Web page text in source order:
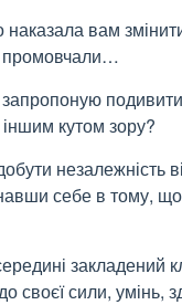
наказала вам
промовчали…
іншим кутом зору?
незалежність
себе в тому,
закладений
своєї сили, умінь,